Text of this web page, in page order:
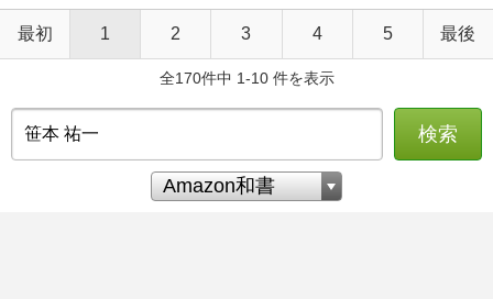
最初 1 2 3 4 5 最後
全170件中 1-10 件を表示
検索